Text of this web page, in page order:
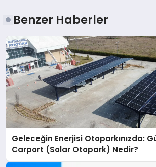
Benzer Haberler
Geleceğin Enerjisi Otoparkınızda:
Carport (Solar Otopark) Nedir?